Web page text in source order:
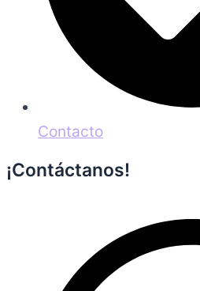
Contacto
¡Contáctanos!